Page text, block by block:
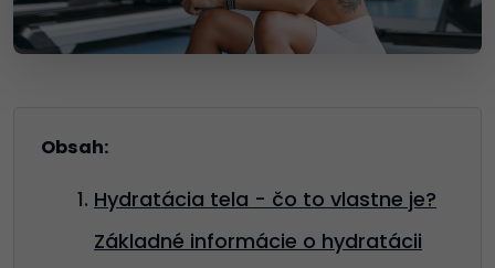
Obsah:
Hydratácia tela - čo to vlastne je?
Základné informácie o hydratácii